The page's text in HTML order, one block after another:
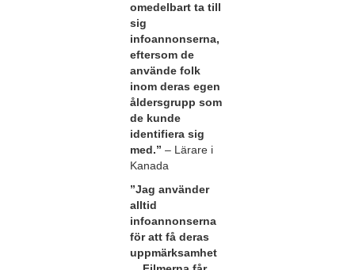
omedelbart ta till
sig
infoannonserna,
eftersom de
använde folk
inom deras egen
åldersgrupp som
de kunde
identifiera sig
med.” – Lärare i
Kanada
”Jag använder
alltid
infoannonserna
för att få deras
uppmärksamhet